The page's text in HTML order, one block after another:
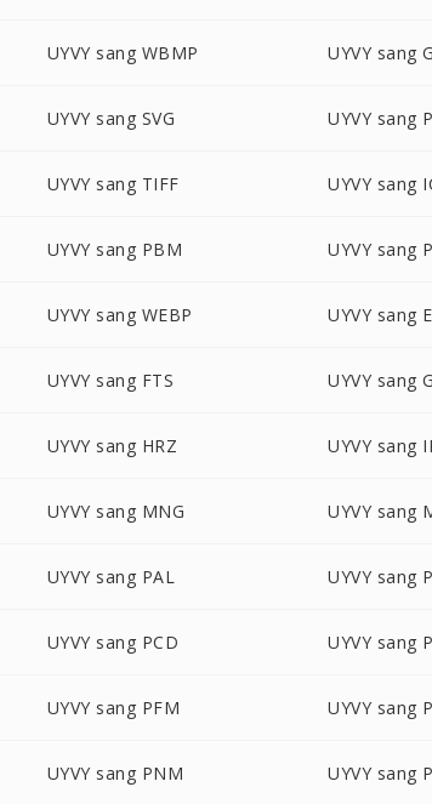
UYVY sang WBMP UYVY sang
UYVY sang SVG UYVY sang
UYVY sang TIFF UYVY sang
UYVY sang PBM UYVY sang
UYVY sang WEBP UYVY sang
UYVY sang FTS UYVY sang
UYVY sang HRZ UYVY sang
UYVY sang MNG UYVY sang
UYVY sang PAL UYVY sang
UYVY sang PCD UYVY sang
UYVY sang PFM UYVY sang
UYVY sang PNM UYVY sang